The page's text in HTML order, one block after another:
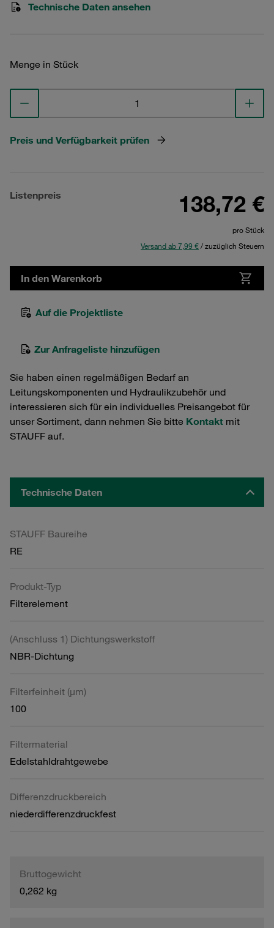
Technische Daten ansehen
Menge in Stück
Preis und Verfügbarkeit prüfen
Listenpreis 138,72 €
pro Stück
Versand ab 7,99 €/ zuzüglich Steuern
In den Warenkorb
Auf die Projektliste
Zur Anfrageliste hinzufügen
Sie haben einen regelmäßigen Bedarf an
Leitungskomponenten und Hydraulikzubehör und
interessieren sich für ein individuelles Preisangebot für
unser Sortiment, dann nehmen Sie bitte Kontakt mit
STAUFF auf.
Technische Daten
STAUFF Baureihe
RE
Produkt-Typ
Filterelement
(Anschluss 1) Dichtungswerkstoff
NBR-Dichtung
Filterfeinheit (µm)
100
Filtermaterial
Edelstahldrahtgewebe
Differenzdruckbereich
niederdifferenzdruckfest
Bruttogewicht
0,262 kg